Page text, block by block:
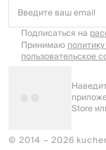
Введите ваш email
Подписаться на
Принимаю
пользовательское
Store
© 2014 – 2026